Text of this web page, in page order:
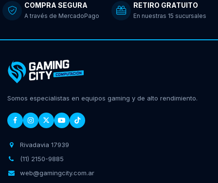
COMPRA SEGURA
A través de MercadoPago
RETIRO GRATUITO
En nuestras 15 sucursales
Somos especialistas en equipos gaming y de alto rendimiento.
Rivadavia 17939
(11) 2150-9885
web@gamingcity.com.ar